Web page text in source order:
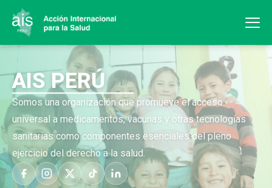
AIS PERÚ
Somos una organización que promueve el acceso
universal a medicamentos, vacunas y otras tecnologías
sanitarias como componentes esenciales del pleno
ejercicio del derecho a la salud.